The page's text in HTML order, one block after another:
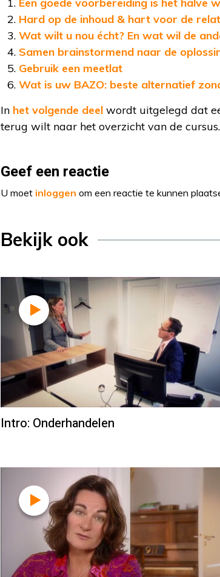
Hard op de inhoud & hart voor de
Wat wilt u nou écht? En wat wil de
Samen brainstormend naar de
Gebruik een meetlat
Wat is uw BAZO: beste alternatief
In het volgende deel wordt uitgelegd dat
terug wilt naar het overzicht van de cursus.
Geef een reactie
U moet inloggen om een reactie te kunnen
Bekijk ook
Intro: Onderhandelen